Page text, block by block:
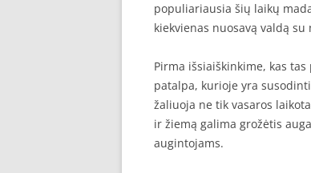
populiariausia šių laikų
kiekvienas nuosavą valdą
Pirma išsiaiškinkime, kas
patalpa, kurioje yra
žaliuoja ne tik vasaros
ir žiemą galima grožėtis
augintojams.